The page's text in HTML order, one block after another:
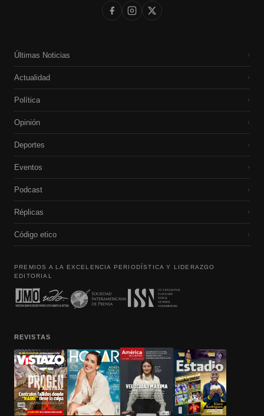
Últimas Noticias ›
Actualidad ›
Política ›
Opinión ›
Deportes ›
Eventos ›
Podcast ›
Réplicas ›
Código etico ›
PREMIOS A LA EXCELENCIA PERIODÍSTICA Y LIDERAZGO
EDITORIAL
REVISTAS